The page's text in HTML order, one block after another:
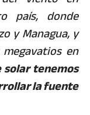
país, donde
y Managua, y
en
tenemos
la fuente